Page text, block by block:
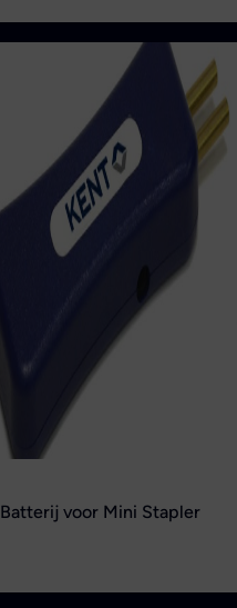
Batterij voor Mini Stapler